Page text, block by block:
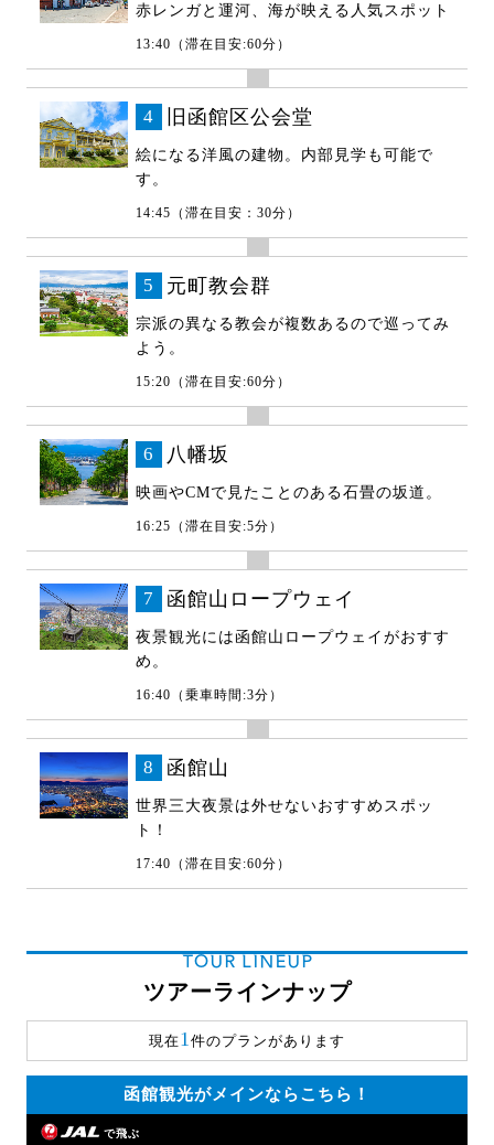
赤レンガと運河、海が映える人気スポット
13:40（滞在目安:60分）
4 旧函館区公会堂
絵になる洋風の建物。内部見学も可能で
す。
14:45（滞在目安：30分）
5 元町教会群
宗派の異なる教会が複数あるので巡ってみ
よう。
15:20（滞在目安:60分）
6 八幡坂
映画やCMで見たことのある石畳の坂道。
16:25（滞在目安:5分）
7 函館山ロープウェイ
夜景観光には函館山ロープウェイがおすす
め。
16:40（乗車時間:3分）
8 函館山
世界三大夜景は外せないおすすめスポッ
ト！
17:40（滞在目安:60分）
TOUR LINEUP
ツアーラインナップ
現在1 件のプランがあります
函館観光がメインならこちら！
で飛ぶ